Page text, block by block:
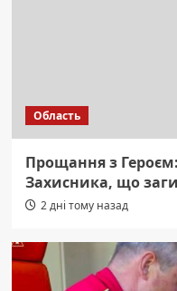
Область
Прощання з
Захисника, що
2 дні тому назад